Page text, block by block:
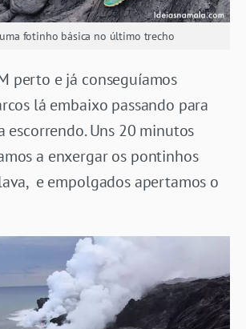
fotinho básica no último trecho
perto e já conseguíamos
lá embaixo passando para
escorrendo. Uns 20 minutos
a enxergar os pontinhos
e empolgados apertamos o